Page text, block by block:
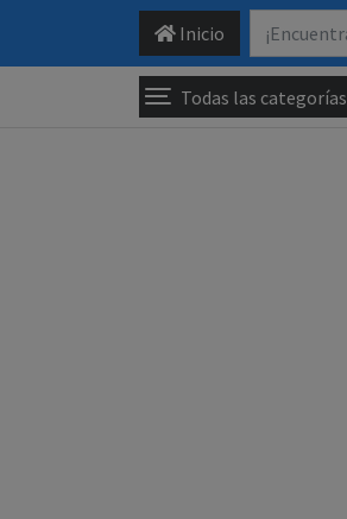
Inicio
Todas las categorías